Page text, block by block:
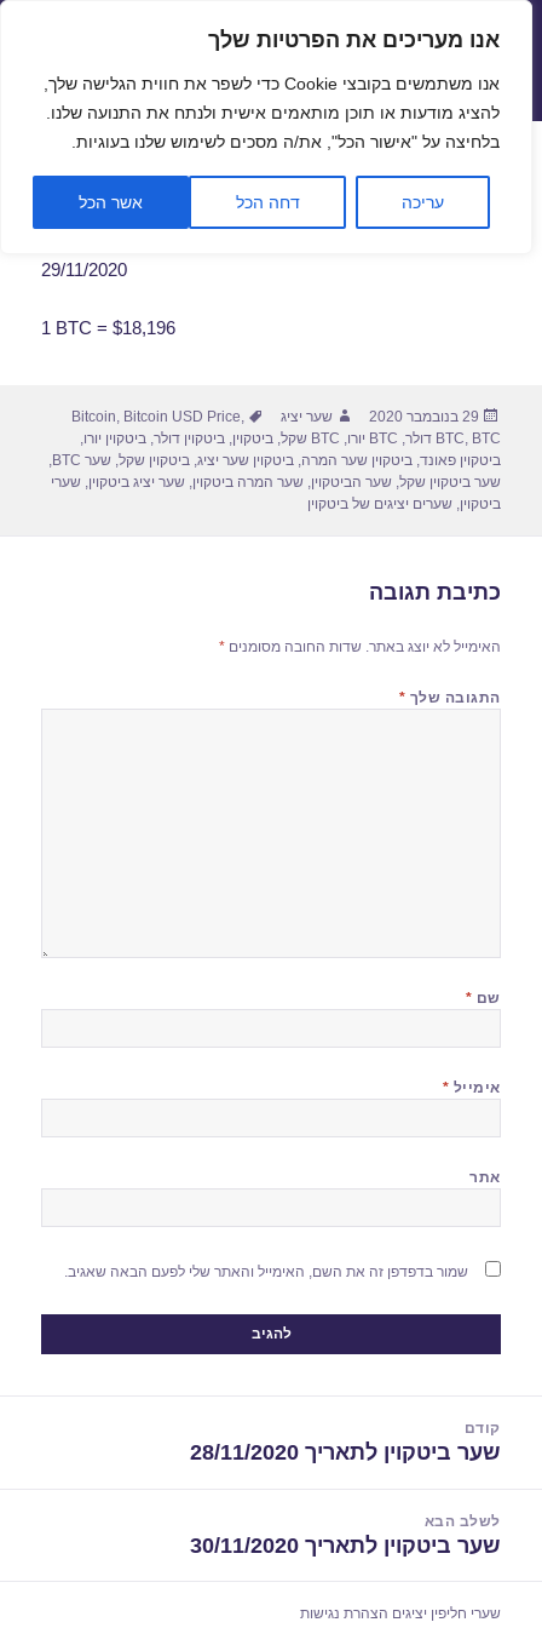
פתח
אנו מעריכים את הפרטיות שלך
אנו משתמשים בקובצי Cookie כדי לשפר את חווית הגלישה שלך,
להציג מודעות או תוכן מותאמים אישית ולנתח את התנועה שלנו.
בלחיצה על "אישור הכל", את/ה מסכים לשימוש שלנו בעוגיות.
עריכה דחה הכל אשר הכל
שערי חליפין יציגים – שער יציג
תפריטים
ווידג'טים
שער ביטקוין לתאריך 29/11/2020
29/11/2020
1 BTC = $18,196
פורסם
בתאריך
29 בנובמבר 2020 מחבר
שער יציג תגיות Bitcoin, Bitcoin USD Price,
BTC, BTC דולר , BTC יורו , BTC שקל ,ביטקוין,ביטקוין דולר,ביטקוין יורו,
ביטקוין פאונד,ביטקוין שער המרה,ביטקוין שער יציג,ביטקוין שקל,שער BTC
,
שער ביטקוין שקל,שער הביטקוין,שער המרה ביטקוין,שער יציג ביטקוין,שערי
ביטקוין,שערים יציגים של ביטקוין
כתיבת תגובה
האימייל לא יוצג באתר. שדות החובה מסומנים*
התגובה שלך *
שם *
אימייל *
אתר
שמור בדפדפן זה את השם, האימייל והאתר שלי לפעם הבאה שאגיב.
קודם
הפוסט
שער ביטקוין לתאריך 28/11/2020
לשלב הבא
הפוסט
שער ביטקוין לתאריך 30/11/2020
שערי חליפין יציגים הצהרת נגישות